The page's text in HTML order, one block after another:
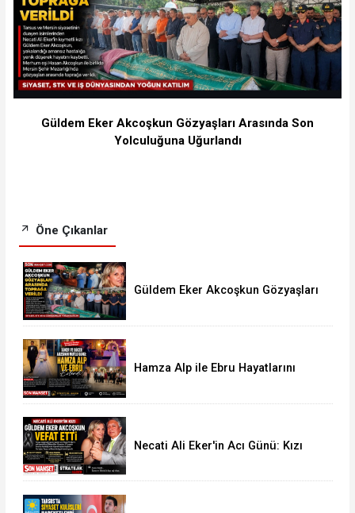
Güldem Eker Akcoşkun Gözyaşları Arasında Son
Yolculuğuna Uğurlandı
Öne Çıkanlar
Güldem Eker Akcoşkun Gözyaşları
Hamza Alp ile Ebru Hayatlarını
Necati Ali Eker'in Acı Günü: Kızı